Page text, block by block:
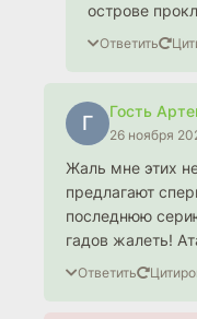
острове
Ответить
Г
Гость
26 ноября
Жаль мне этих
предлагают
последнюю
гадов жалеть!
Ответить